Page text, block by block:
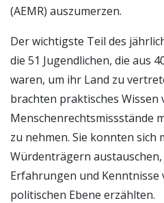
(AEMR) auszumerzen.
Der wichtigste Teil des
die 51 Jugendlichen, die aus
waren, um ihr Land zu
brachten praktisches
Menschenrechts­missstände
zu nehmen. Sie konnten sich
Würdenträgern
Erfahrungen und
politischen Ebene erzählten.